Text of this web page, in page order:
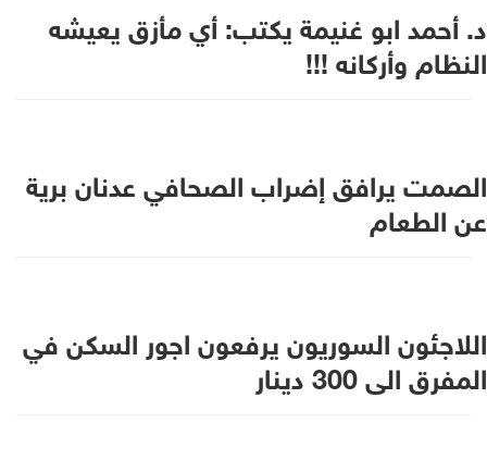
د. أحمد ابو غنيمة يكتب: أي مأزق يعيشه
النظام وأركانه !!!
الصمت يرافق إضراب الصحافي عدنان برية
عن الطعام
اللاجئون السوريون يرفعون اجور السكن في
المفرق الى 300 دينار